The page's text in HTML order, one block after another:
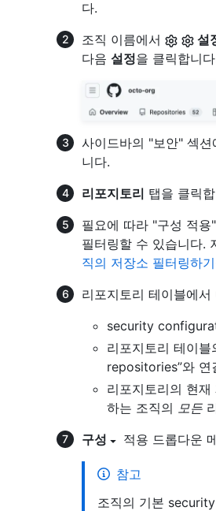
다.
조직 이름에서
설
다음 설정을 클릭합니
사이드바의 "보안" 섹
니다.
리포지토리 탭을 클릭
필요에 따라 "구성 적
필터링할 수 있습니다.
직의 저장소 필터링하기
리포지토리 테이블에
security
리포지토리 테이
repositories”와 연
리포지토리의 현
하는 조직의 모든
구성
적용 드롭다운
참고
조직의 기본